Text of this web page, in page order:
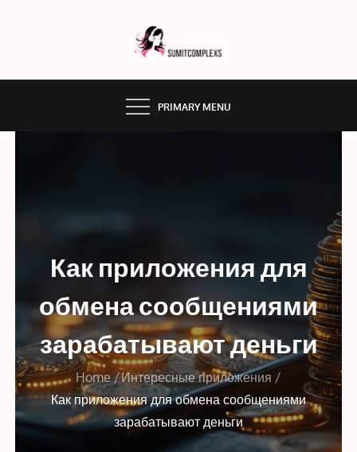
SUMMITCOMPLEX.COM
PRIMARY MENU
Как приложения для
обмена сообщениями
зарабатывают деньги
Home
Интересные приложения
Как приложения для обмена сообщениями
зарабатывают деньги